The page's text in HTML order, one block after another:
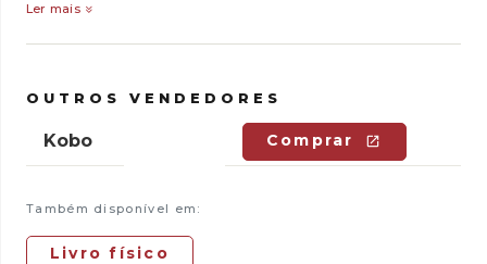
Ler mais
OUTROS VENDEDORES
Kobo Comprar
Também disponível em:
Livro físico